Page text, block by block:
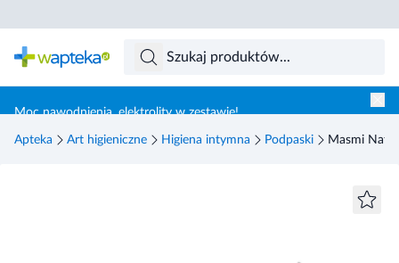
Moc nawodnienia, elektrolity w zestawie!
Apteka Art higieniczne Higiena intymna Podpaski Masmi